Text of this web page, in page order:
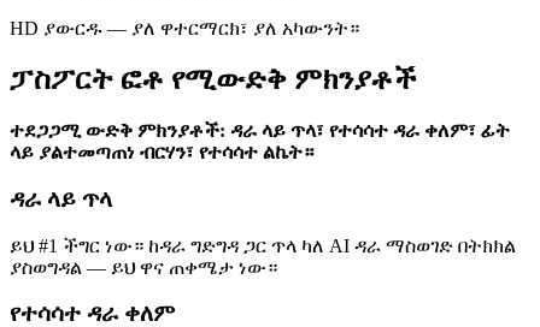
HD ያውርዱ — ያለ ዋተርማርክ፣ ያለ አካውንት።
ፓስፖርት ፎቶ የሚውድቅ ምክንያቶች
ተደጋጋሚ ውድቅ ምክንያቶች: ዳራ ላይ ጥላ፣ የተሳሳተ ዳራ ቀለም፣ ፊት
ላይ ያልተመጣጠነ ብርሃን፣ የተሳሳተ ልኬት።
ዳራ ላይ ጥላ
ይህ #1 ችግር ነው። ከዳራ ግድግዳ ጋር ጥላ ካለ AI ዳራ ማስወገድ በትክክል
ያስወግዳል — ይህ ዋና ጠቀሜታ ነው።
የተሳሳተ ዳራ ቀለም